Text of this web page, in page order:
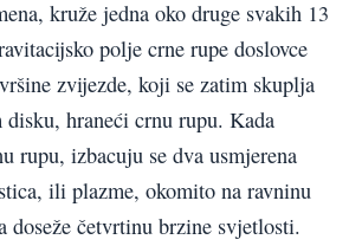
kruže jedna oko druge svakih 13
polje crne rupe doslovce
zvijezde, koji se zatim skuplja
hraneći crnu rupu. Kada
rupu, izbacuju se dva usmjerena
ili plazme, okomito na ravninu
doseže četvrtinu brzine svjetlosti.